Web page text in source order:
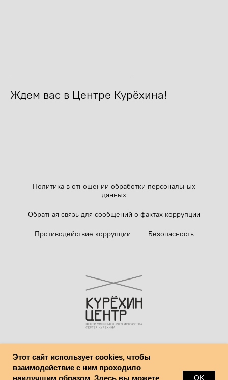
Ждем вас в Центре Курёхина!
Политика в отношении обработки персональных
данных
Обратная связь для сообщений о фактах коррупции
Противодействие коррупции Безопасность
© Центр современного искусства имени Сергея Курёхина
Этот сайт использует cookies, чтобы
взаимодействие с ним проходило
наилучшим образом. Здесь вы можете
OK